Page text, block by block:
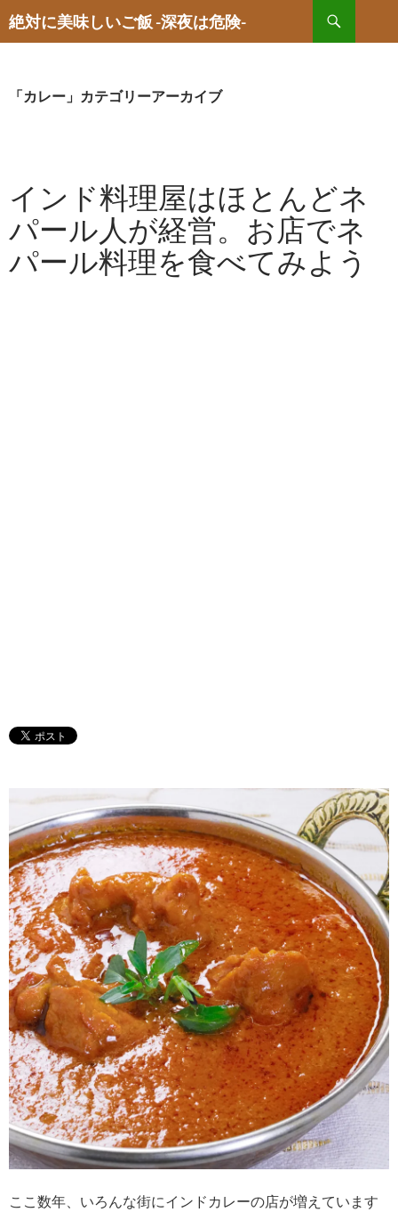
絶対に美味しいご飯 -深夜は危険-
検
索
ン
プ
「カレー」カテゴリーアーカイブ
インド料理屋はほとんどネ
パール人が経営。お店でネ
パール料理を食べてみよう
ここ数年、いろんな街にインドカレーの店が増えています